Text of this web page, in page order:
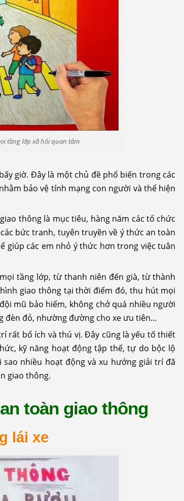
tầng lớp xã hội quan tâm
giờ. Đây là một chủ đề phổ biến trong các
bảo vệ tính mạng con người và thể hiện
thông là mục tiêu, hàng năm các tổ chức
bức tranh, tuyên truyền về ý thức an toàn
giúp các em nhỏ ý thức hơn trong việc tuân
tầng lớp, từ thanh niên đến già, từ thành
giao thông tại thời điểm đó, thu hút mọi
mũ bảo hiểm, không chở quá nhiều người
đèn đỏ, nhường đường cho xe ưu tiên…
rất bổ ích và thú vị. Đây cũng là yếu tố thiết
kỹ năng hoạt động tập thể, tự do bộc lộ
nhiều hoạt động và xu hướng giải trí đã
giao thông.
toàn giao thông
lái xe